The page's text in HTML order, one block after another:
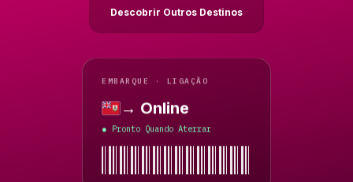
Descobrir Outros Destinos
EMBARQUE · LIGAÇÃO
Bermudas
→ Online
● Pronto Quando Aterrar